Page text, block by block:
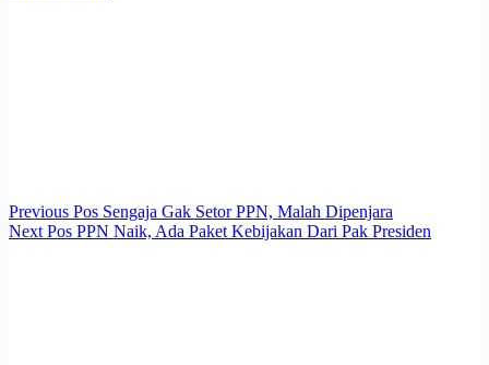
Previous Pos Sengaja Gak Setor PPN, Malah Dipenjara
Next Pos PPN Naik, Ada Paket Kebijakan Dari Pak Presiden